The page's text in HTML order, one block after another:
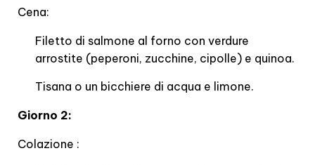
Cena:
Filetto di salmone al forno con verdure
arrostite (peperoni, zucchine, cipolle) e quinoa.
Tisana o un bicchiere di acqua e limone.
Giorno 2:
Colazione :